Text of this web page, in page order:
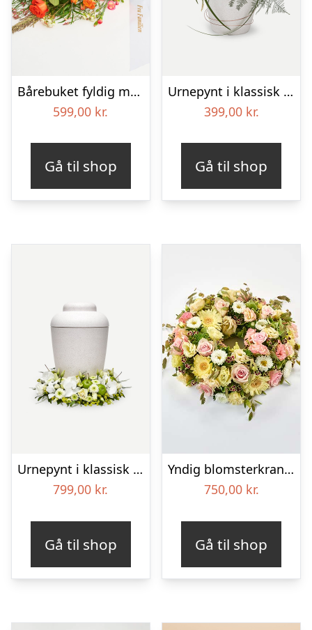
Bårebuket fyldig med bånd
599,00 kr.
Gå til shop
Urnepynt i klassisk stil – rød og hvid
399,00 kr.
Gå til shop
Urnepynt i klassisk stil – creme
799,00 kr.
Gå til shop
Yndig blomsterkrans i pastelfarver, floristens valg – Blomster til begravelse
750,00 kr.
Gå til shop